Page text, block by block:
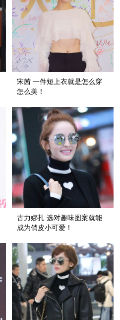
宋茜 一件短上衣就是怎么穿
怎么美！
古力娜扎 选对趣味图案就能
成为俏皮小可爱！